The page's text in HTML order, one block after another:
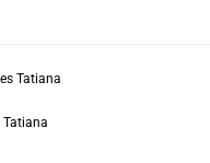
Tatiana
Tatiana